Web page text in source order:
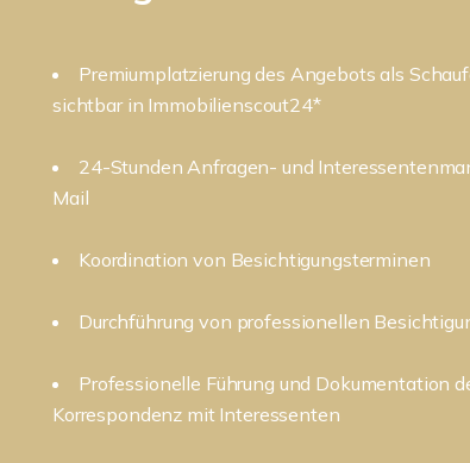
Premiumplatzierung des Angebots als
sichtbar in Immobilienscout24*
24-Stunden Anfragen- und
Mail
Koordination von Besichtigungsterminen
Durchführung von professionellen
Professionelle Führung und Dokumentation
Korrespondenz mit Interessenten